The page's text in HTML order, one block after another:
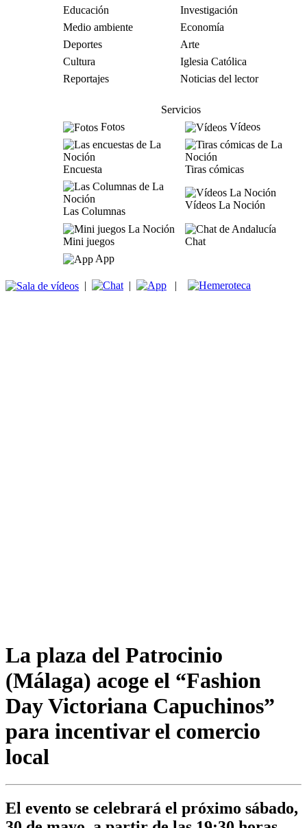
Educación
Investigación
Medio ambiente
Economía
Deportes
Arte
Cultura
Iglesia Católica
Reportajes
Noticias del lector
Servicios
Fotos
Vídeos
Encuesta Tiras cómicas
Las Columnas
Vídeos La Noción
Mini juegos
Chat
App
| | |
La plaza del Patrocinio
(Málaga) acoge el “Fashion
Day Victoriana Capuchinos”
para incentivar el comercio
local
El evento se celebrará el próximo sábado,